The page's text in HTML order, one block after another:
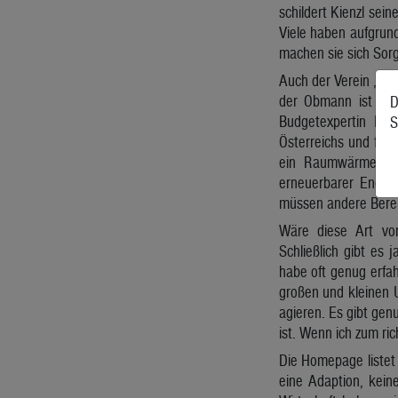
schildert Kienzl
Viele haben
machen sie sich
Auch der Verein
der Obmann ist
Budgetexpertin
Österreichs und für
ein
erneuerbarer
müssen andere
Wäre diese Art
Schließlich gibt es
habe oft genug
großen und kleinen
agieren. Es gibt
ist. Wenn ich zum
Die Homepage
eine Adaption,